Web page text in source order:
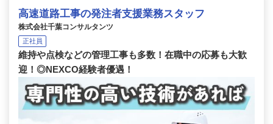
高速道路工事の発注者支援業務スタッフ
株式会社千葉コンサルタンツ
正社員
維持や点検などの管理工事も多数！在職中の応募も大歓
迎！◎NEXCO経験者優遇！